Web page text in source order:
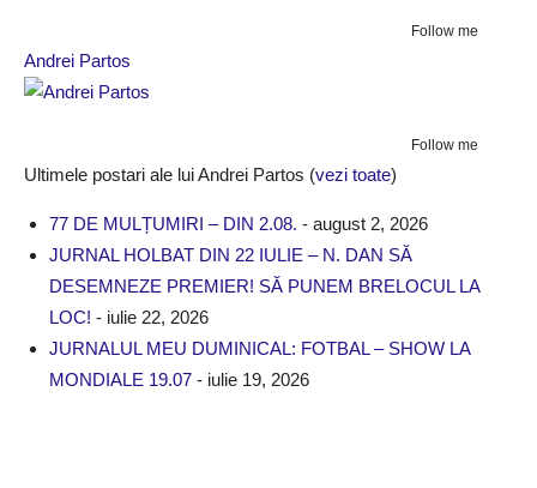
Follow me
Andrei Partos
Follow me
Ultimele postari ale lui Andrei Partos (vezi toate)
77 DE MULȚUMIRI – DIN 2.08. - august 2, 2026
JURNAL HOLBAT DIN 22 IULIE – N. DAN SĂ
DESEMNEZE PREMIER! SĂ PUNEM BRELOCUL LA
LOC! - iulie 22, 2026
JURNALUL MEU DUMINICAL: FOTBAL – SHOW LA
MONDIALE 19.07 - iulie 19, 2026